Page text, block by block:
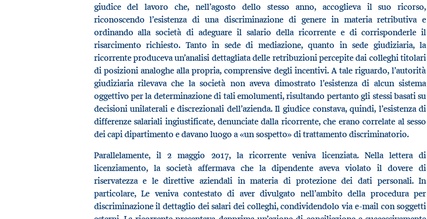
giudice del lavoro che, nell’agosto dello stesso anno, accoglieva il suo ricorso,
riconoscendo l’esistenza di una discriminazione di genere in materia retributiva e
ordinando alla società di adeguare il salario della ricorrente e di corrisponderle il
risarcimento richiesto. Tanto in sede di mediazione, quanto in sede giudiziaria, la
ricorrente produceva un’analisi dettagliata delle retribuzioni percepite dai colleghi titolari
di posizioni analoghe alla propria, comprensive degli incentivi. A tale riguardo, l’autorità
giudiziaria rilevava che la società non aveva dimostrato l’esistenza di alcun sistema
oggettivo per la determinazione di tali emolumenti, risultando pertanto gli stessi basati su
decisioni unilaterali e discrezionali dell’azienda. Il giudice constava, quindi, l’esistenza di
differenze salariali ingiustificate, denunciate dalla ricorrente, che erano correlate al sesso
dei capi dipartimento e davano luogo a «un sospetto» di trattamento discriminatorio.
Parallelamente, il 2 maggio 2017, la ricorrente veniva licenziata. Nella lettera di
licenziamento, la società affermava che la dipendente aveva violato il dovere di
riservatezza e le direttive aziendali in materia di protezione dei dati personali. In
particolare, Le veniva contestato di aver divulgato nell’ambito della procedura per
discriminazione il dettaglio dei salari dei colleghi, condividendolo via e-mail con soggetti